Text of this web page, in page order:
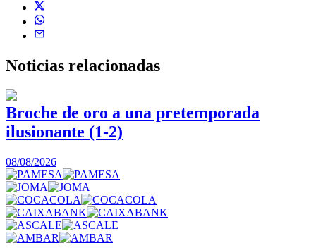
Noticias relacionadas
Broche de oro a una pretemporada
ilusionante (1-2)
08/08/2026